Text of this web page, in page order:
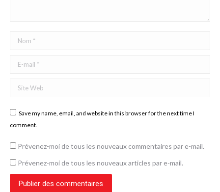
Nom *
E-mail *
Site Web
Save my name, email, and website in this browser for the next time I
comment.
Prévenez-moi de tous les nouveaux commentaires par e-mail.
Prévenez-moi de tous les nouveaux articles par e-mail.
Publier des commentaires